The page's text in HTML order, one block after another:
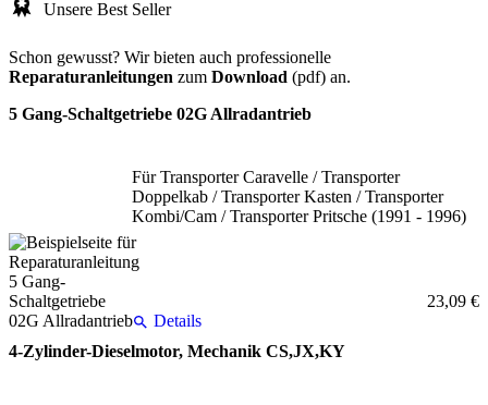
Unsere Best Seller
Schon gewusst? Wir bieten auch professionelle
Reparaturanleitungen zum Download (pdf) an.
5 Gang-Schaltgetriebe 02G Allradantrieb
Für Transporter Caravelle / Transporter
Doppelkab / Transporter Kasten / Transporter
Kombi/Cam / Transporter Pritsche (1991 - 1996)
23,09 €
Details
4-Zylinder-Dieselmotor, Mechanik CS,JX,KY